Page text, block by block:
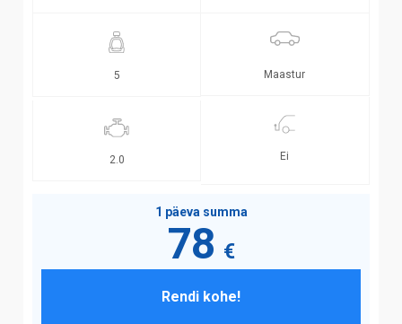
5 Maastur
2.0 Ei
1 päeva summa
78 €
Rendi kohe!